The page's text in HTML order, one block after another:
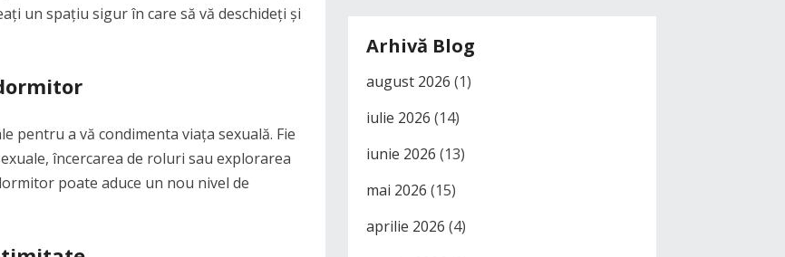
un spațiu sigur în care să vă deschideți și
pentru a vă condimenta viața sexuală. Fie
încercarea de roluri sau explorarea
poate aduce un nou nivel de
Arhivă Blog
august 2026 (1)
iulie 2026 (14)
iunie 2026 (13)
mai 2026 (15)
aprilie 2026 (4)